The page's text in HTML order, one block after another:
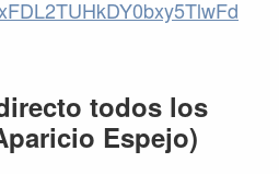
todos los
Espejo)